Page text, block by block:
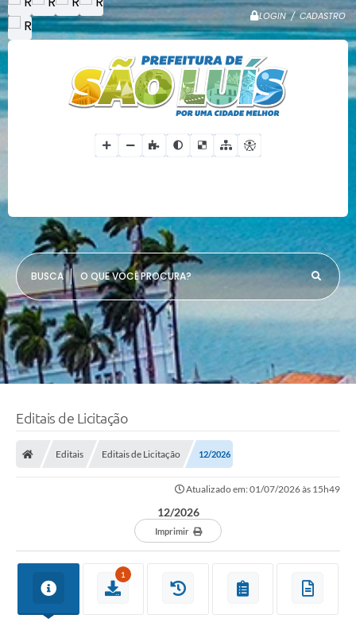
LOGIN / CADASTRO
O QUE VOCÊ PROCURA?
Editais de Licitação
Editais Editais de Licitação 12/2026
Atualizado em: 01/07/2026 às 15h49
12/2026
Imprimir
1